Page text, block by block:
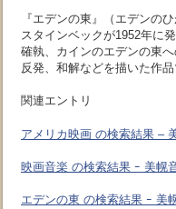
『エデンの東』（エデンの
スタインベックが1952年に
確執、カインのエデンの東
反発、和解などを描いた作
関連エントリ
アメリカ映画 の検索結果 –
映画音楽 の検索結果 ｰ 美幌
エデンの東 の検索結果 ｰ 美